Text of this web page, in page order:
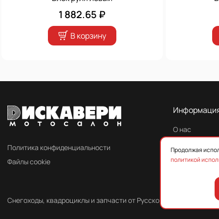
1 882.65 ₽
В корзину
Политика конфиденциальности
Файлы cookie
О нас
Контакты
Снегоходы, квадроциклы и запчасти от Русской Механики
Продолжая
политикой